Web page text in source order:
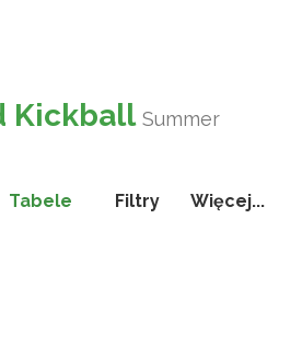
Kickball Summer
Tabele Filtry
Więcej...